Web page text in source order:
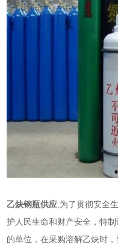
乙炔钢瓶供应 ,为了贯彻安全
护人民生命和财产安全，特
的单位，在采购溶解乙炔时